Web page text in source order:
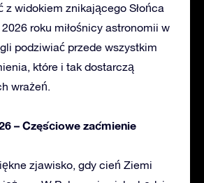
z widokiem znikającego Słońca
roku miłośnicy astronomii w
podziwiać przede wszystkim
które i tak dostarczą
wrażeń.
– Częściowe zaćmienie
zjawisko, gdy cień Ziemi